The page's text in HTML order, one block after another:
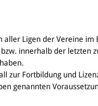
Ligen der Vereine im
innerhalb der letzten
zur Fortbildung und
genannten